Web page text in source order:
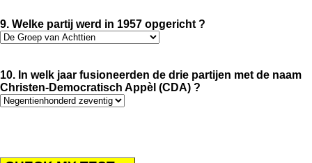
9. Welke partij werd in 1957 opgericht ?
10. In welk jaar fusioneerden de drie partijen met de naam
Christen-Democratisch Appèl (CDA) ?